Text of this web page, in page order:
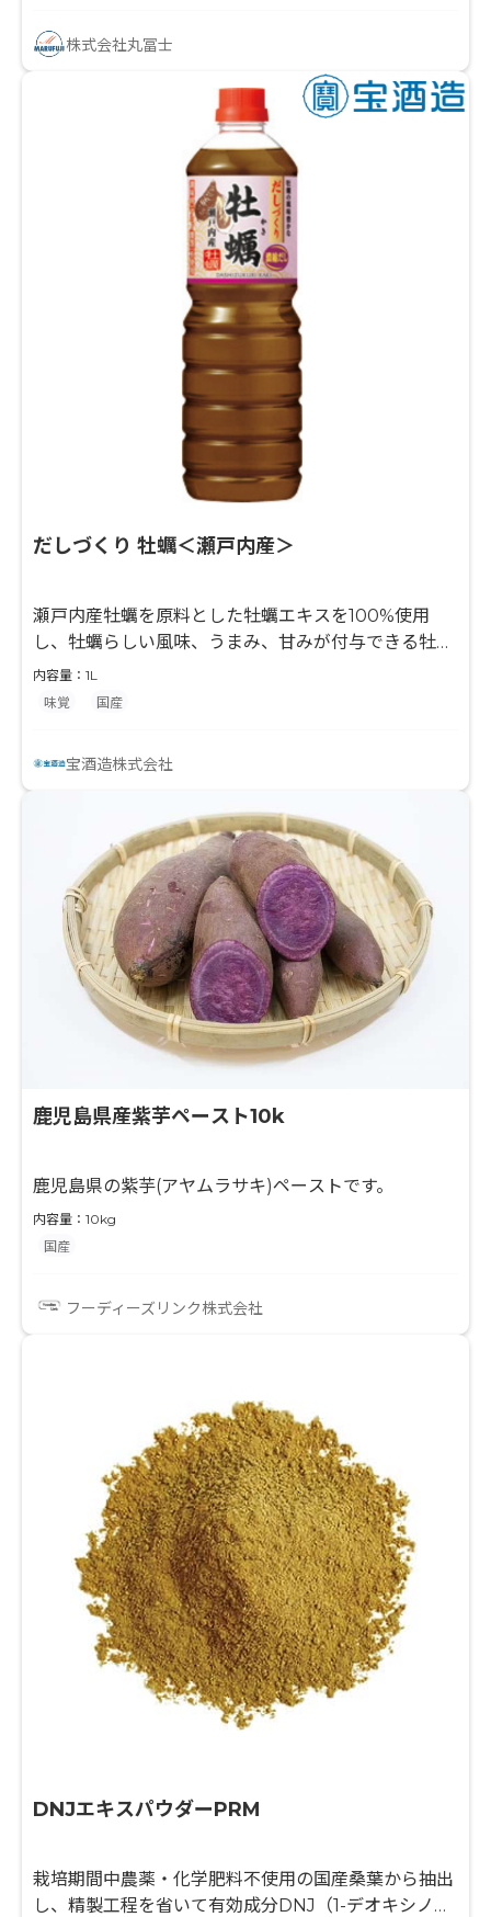
株式会社丸冨士
だしづくり 牡蠣＜瀬戸内産＞
瀬戸内産牡蠣を原料とした牡蠣エキスを100%使用
し、牡蠣らしい風味、うまみ、甘みが付与できる牡蠣
調味液です。濃縮タイプですので、お好みの濃さに薄
めることができます。調味料（アミノ酸等）不使用で
内容量：1L
味覚
国産
宝酒造株式会社
鹿児島県産紫芋ペースト10k
鹿児島県の紫芋(アヤムラサキ)ペーストです。
内容量：10kg
国産
フーディーズリンク株式会社
DNJエキスパウダーPRM
栽培期間中農薬・化学肥料不使用の国産桑葉から抽出
し、精製工程を省いて有効成分DNJ（1-デオキシノジ